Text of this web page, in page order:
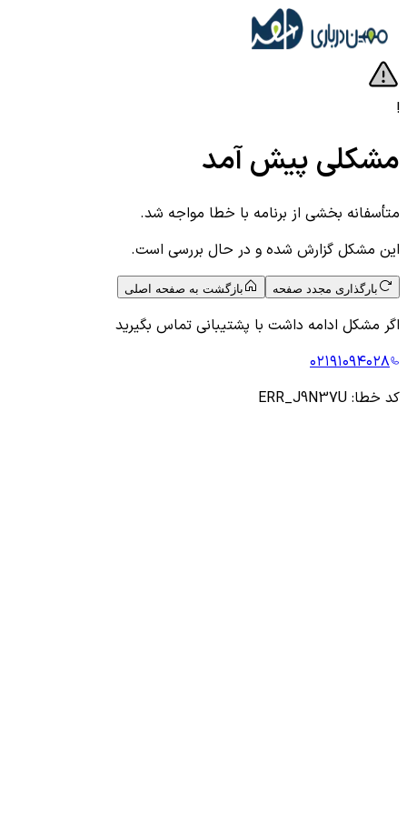
!
مشکلی پیش آمد
متأسفانه بخشی از برنامه با خطا مواجه شد.
این مشکل گزارش شده و در حال بررسی است.
بارگذاری مجدد صفحه بازگشت به صفحه اصلی
اگر مشکل ادامه داشت با پشتیبانی تماس بگیرید
۰۲۱۹۱۰۹۴۰۲۸
کد خطا: ERR_J9N37U